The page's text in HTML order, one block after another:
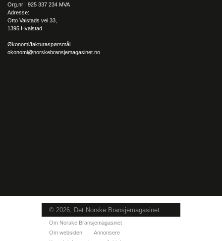
Org.nr: 925 337 234 MVA
Adresse:
Otto Valstads vei 33,
1395 Hvalstad
Økonomi/fakturaspørsmål
okonomi@norskebransjemagasinet.no
© 2026, Det Norske Bransjemagasinet
Om Norske Bransjemagasinet
Om websiden
Annonsere